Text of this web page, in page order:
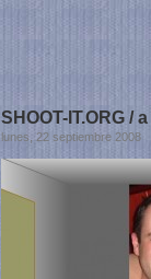
SHOOT-IT.ORG /
lunes, 22 septiembre 2008